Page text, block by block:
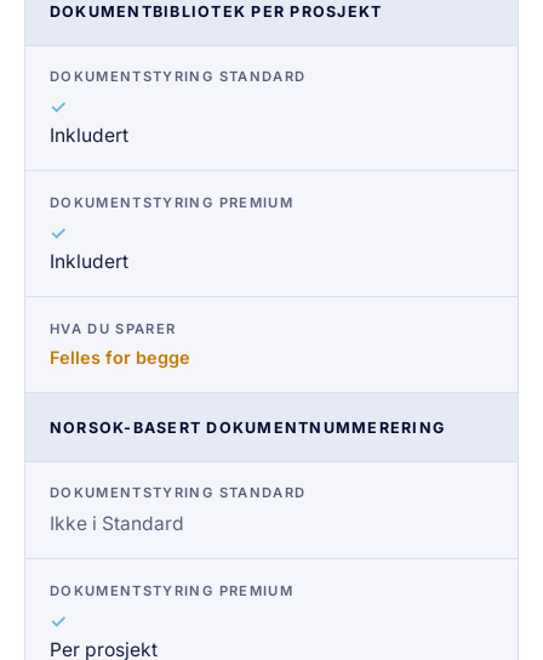
DOKUMENTBIBLIOTEK PER PROSJEKT
✓
Inkludert
✓
Inkludert
Felles for begge
NORSOK-BASERT DOKUMENTNUMMERERING
Ikke i Standard
✓
Per prosjekt